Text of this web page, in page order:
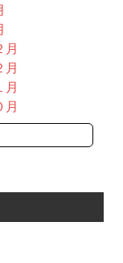
月
月
月
月